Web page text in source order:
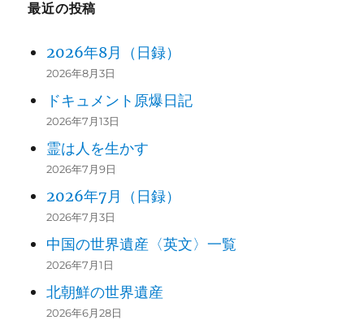
最近の投稿
2026年8月（日録）
2026年8月3日
ドキュメント原爆日記
2026年7月13日
霊は人を生かす
2026年7月9日
2026年7月（日録）
2026年7月3日
中国の世界遺産〈英文〉一覧
2026年7月1日
北朝鮮の世界遺産
2026年6月28日